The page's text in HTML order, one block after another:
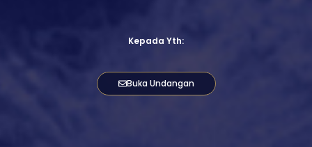
Kepada Yth:
Buka Undangan